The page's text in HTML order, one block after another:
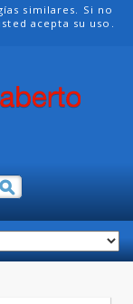
similares. Si no
acepta su uso.